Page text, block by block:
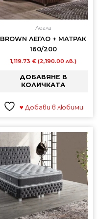
Легла
BROWN ЛЕГЛО + МАТРАК
160/200
1,119.73 € (2,190.00 лв.)
ДОБАВЯНЕ В
КОЛИЧКАТА
♥ Добави в любими